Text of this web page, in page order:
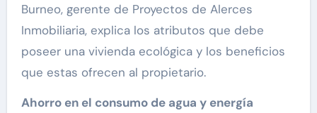
Burneo, gerente de Proyectos de Alerces
Inmobiliaria, explica los atributos que debe
poseer una vivienda ecológica y los beneficios
que estas ofrecen al propietario.
Ahorro en el consumo de agua y energía